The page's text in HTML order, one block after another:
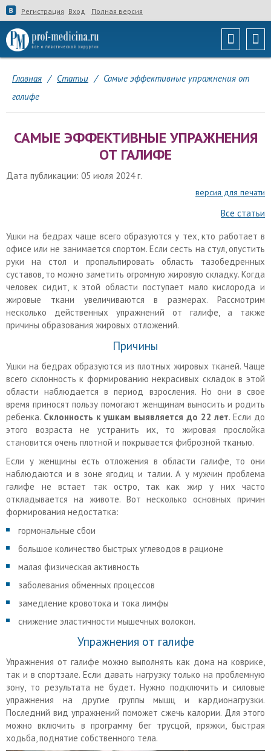
Регистрация Вход Полная версия
Главная / Статьи / Самые эффективные упражнения от
галифе
САМЫЕ ЭФФЕКТИВНЫЕ УПРАЖНЕНИЯ
ОТ ГАЛИФЕ
Дата публикации: 05 июля 2024 г.
версия для печати
Все статьи
Ушки на бедрах чаще всего образуются у тех, кто работает в
офисе или не занимается спортом. Если сесть на стул, опустить
руки на стол и пропальпировать область тазобедренных
суставов, то можно заметить огромную жировую складку. Когда
человек сидит, к этой области поступает мало кислорода и
жировые ткани увеличиваются в размерах. Рассмотрим
несколько действенных упражнений от галифе, а также
причины образования жировых отложений.
Причины
Ушки на бедрах образуются из плотных жировых тканей. Чаще
всего склонность к формированию некрасивых складок в этой
области наблюдается в период взросления. Но они в свое
время приносят пользу помогают женщинам выносить и родить
ребенка. Склонность к ушкам выявляется до 22 лет. Если до
этого возраста не устранить их, то жировая прослойка
становится очень плотной и покрывается фиброзной тканью.
Если у женщины есть отложения в области галифе, то они
наблюдаются и в зоне ягодиц и талии. А у мужчин проблема
галифе не встает так остро, так как жир у них часто
откладывается на животе. Вот несколько основных причин
формирования недостатка:
гормональные сбои
большое количество быстрых углеводов в рационе
малая физическая активность
заболевания обменных процессов
замедление кровотока и тока лимфы
снижение эластичности мышечных волокон.
Упражнения от галифе
Упражнения от галифе можно выполнять как дома на коврике,
так и в спортзале. Если давать нагрузку только на проблемную
зону, то результата не будет. Нужно подключить и силовые
упражнения на другие группы мышц и кардионагрузки.
Последний вид упражнений поможет сжечь калории. Для этого
можно включить в программу бег трусцой, пряжки, быстрая
ходьба, поднятие собственного тела.